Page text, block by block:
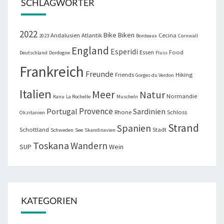
SCHLAGWÖRTER
2022 2023 Andalusien Atlantik Bike Biken Bordeaux Cecina Cornwall
Deutschland Dordogne England Esperidi Essen Fluss Food
Frankreich Freunde Friends Gorges du Verdon Hiking
Italien Kanu La Rochelle Meer Muscheln Natur Normandie
Okzitanien Portugal Provence Rhone Sardinien Schloss
Schottland Schweden See Skandinavien Spanien Stadt Strand
SUP ToskanaWandern Wein
KATEGORIEN